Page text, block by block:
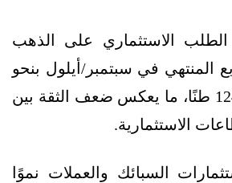
الاستثماري على الذهب
الربع المنتهي في سبتمبر/أيلول بنحو
47%، ليهبط إلى 124 طنًا، ما يعكس ضعف الثقة بين
الاستثمارية.
السبائك والعملات نموًا